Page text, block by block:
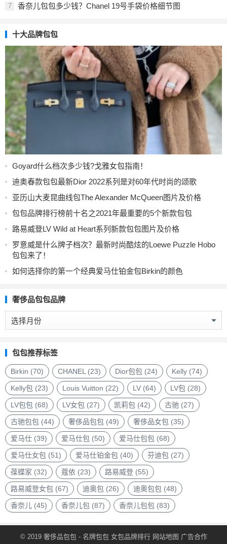
7 香奈儿包包多少钱？Chanel 19号手袋价格细节图
十大品牌包包
Goyard什么档次多少钱?戈雅女包指南！
迪奥春款包包最新Dior 2022系列是对60年代时尚的颂歌
亚历山大麦昆曲线包The Alexander McQueen图片及价格
包包品牌排行榜前十名之2021年最重要的5个新款包包
路易威登LV Wild at Heart系列新款包包图片及价格
罗意威是什么牌子档次？最新时尚酷炫的Loewe Puzzle Hobo
包包来了！
如何选择你的第一个经典爱马仕铂金包Birkin的颜色
奢侈品包包品牌
奢
侈
包
包
品
牌
包包推荐标签
Birkin (70) CHANEL (23) Dior包包 (24) Kelly (74)
Kelly包 (23) Louis Vuitton (22) LV (64) LV包 (28)
LV包包 (68) LV女包 (27) 凯莉包 (42) 古驰 (27)
古驰包包 (44) 奢侈品包包 (49) 奢侈品女包 (35)
爱马仕 (39) 爱马仕包 (50) 爱马仕包包 (68)
爱马仕女包 (51) 爱马仕铂金包 (40) 芬迪包 (27)
葆蝶家 (32) 蔻依 (23) 路易威登 (55)
路易威登女包 (67) 迪奥包 (26) 迪奥包包 (48)
香奈儿 (45) 香奈儿包 (87) 香奈儿包包 (83)
© 2019 奢侈品包包 - 名牌包包 女包品牌排行网站地图 广告合作